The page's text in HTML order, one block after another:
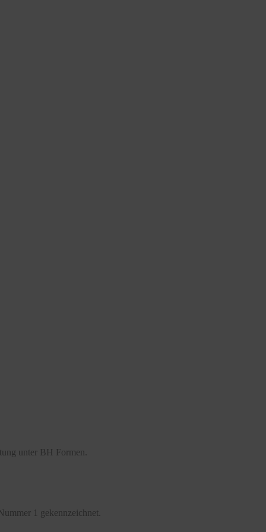
unter BH Formen.
1 gekennzeichnet.